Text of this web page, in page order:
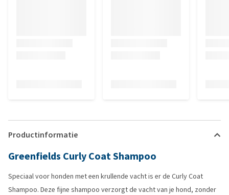
Productinformatie
Greenfields Curly Coat Shampoo
Speciaal voor honden met een krullende vacht is er de Curly Coat
Shampoo. Deze fijne shampoo verzorgt de vacht van je hond, zonder